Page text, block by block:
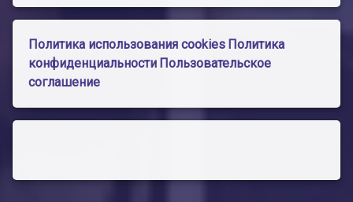
Политика использования cookies Политика
конфиденциальности Пользовательское
соглашение